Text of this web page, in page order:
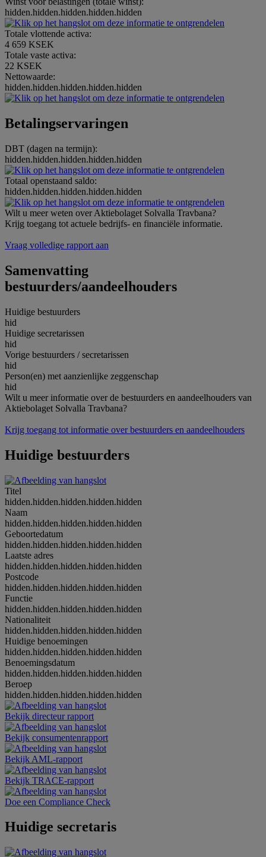
hidden.hidden.hidden.hidden.hidden
Totale vlottende activa:
4 659 KSEK
Totale vaste activa:
22 KSEK
Nettowaarde:
hidden.hidden.hidden.hidden.hidden
Betalingservaringen
DBT (dagen na termijn):
hidden.hidden.hidden.hidden.hidden
Totaal openstaand saldo:
hidden.hidden.hidden.hidden.hidden
Wilt u meer weten over Aktiebolaget Solvalla Travbana?
Krijg toegang tot actuele bedrijfs- en financiële informatie.
Vraag volledige rapport aan
Samenvatting
bestuurders/aandeelhouders
Huidige bestuurders
hid
Huidige secretarissen
hid
Vorige bestuurders / secretarissen
hid
Person(en) met aanzienlijke zeggenschap
hid
Wilt u meer informatie over de bestuurders en aandeelhouders van
Aktiebolaget Solvalla Travbana?
Krijg toegang tot informatie over bestuurders en aandeelhouders
Huidige bestuurders
Titel
hidden.hidden.hidden.hidden.hidden
Naam
hidden.hidden.hidden.hidden.hidden
Geboortedatum
hidden.hidden.hidden.hidden.hidden
Laatste adres
hidden.hidden.hidden.hidden.hidden
Postcode
hidden.hidden.hidden.hidden.hidden
Functie
hidden.hidden.hidden.hidden.hidden
Nationaliteit
hidden.hidden.hidden.hidden.hidden
Huidige benoemingen
hidden.hidden.hidden.hidden.hidden
Benoemingsdatum
hidden.hidden.hidden.hidden.hidden
Beroep
hidden.hidden.hidden.hidden.hidden
Bekijk directeur rapport
Bekijk consumentenrapport
Bekijk AML-rapport
Bekijk TRACE-rapport
Doe een Compliance Check
Huidige secretaris